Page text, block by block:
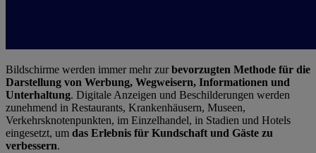
Bildschirme werden immer mehr zurbevorzugten Methode für die
Darstellung von Werbung, Wegweisern, Informationen und
Unterhaltung. Digitale Anzeigen und Beschilderungen werden
zunehmend in Restaurants, Krankenhäusern, Museen,
Verkehrsknotenpunkten, im Einzelhandel, in Stadien und Hotels
eingesetzt, um das Erlebnis für Kundschaft und Gäste zu
verbessern.